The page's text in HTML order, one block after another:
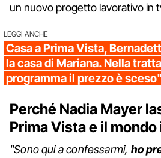
un nuovo progetto lavorativo in
LEGGI ANCHE
Casa a Prima Vista,
la casa di Mariana. Nella
programma il prezzo è
Perché Nadia Mayer
Prima Vista e il
"Sono qui a confessarmi, ho